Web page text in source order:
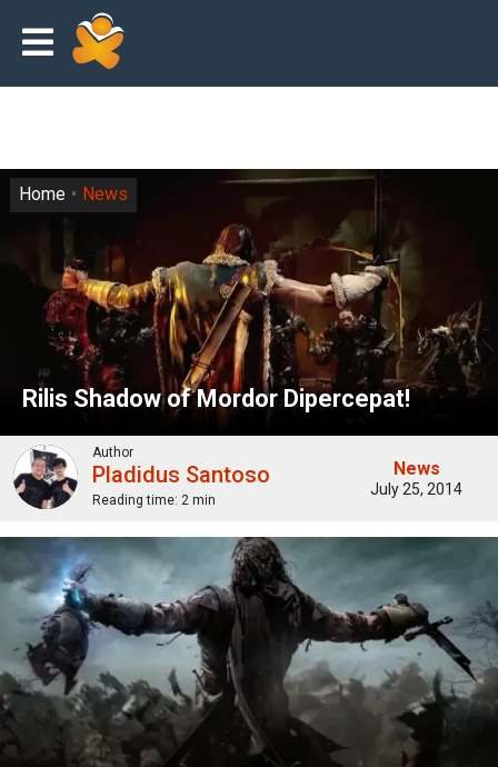
Rilis Shadow of Mordor Dipercepat!
Home News
Author
Pladidus Santoso
Reading time: 2 min
News
July 25, 2014